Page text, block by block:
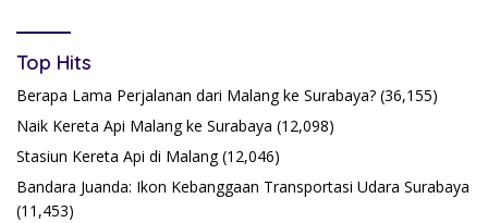
Top Hits
Berapa Lama Perjalanan dari Malang ke Surabaya? (36,155)
Naik Kereta Api Malang ke Surabaya (12,098)
Stasiun Kereta Api di Malang (12,046)
Bandara Juanda: Ikon Kebanggaan Transportasi Udara Surabaya
(11,453)